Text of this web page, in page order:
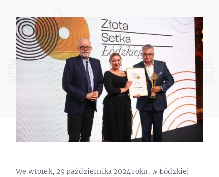
We wtorek, 29 października 2024 roku, w Łódzkiej